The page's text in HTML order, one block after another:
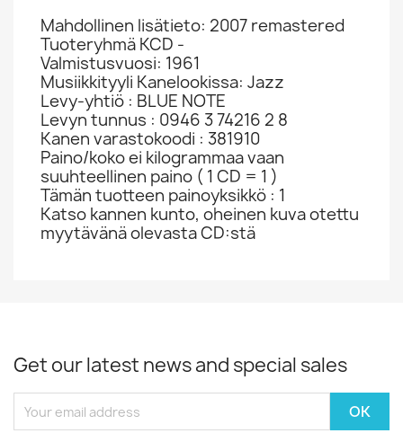
Mahdollinen lisätieto: 2007 remastered
Tuoteryhmä KCD -
Valmistusvuosi: 1961
Musiikkityyli Kanelookissa: Jazz
Levy-yhtiö : BLUE NOTE
Levyn tunnus : 0946 3 74216 2 8
Kanen varastokoodi : 381910
Paino/koko ei kilogrammaa vaan
suuhteellinen paino ( 1 CD = 1 )
Tämän tuotteen painoyksikkö : 1
Katso kannen kunto, oheinen kuva otettu
myytävänä olevasta CD:stä
Get our latest news and special sales